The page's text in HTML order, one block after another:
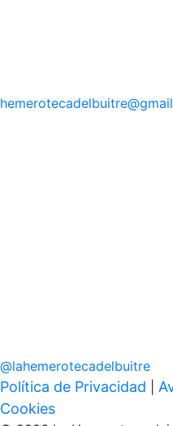
hemerotecadelbuitre
@lahemerotecadelbuitre
Política de Privacidad
Cookies